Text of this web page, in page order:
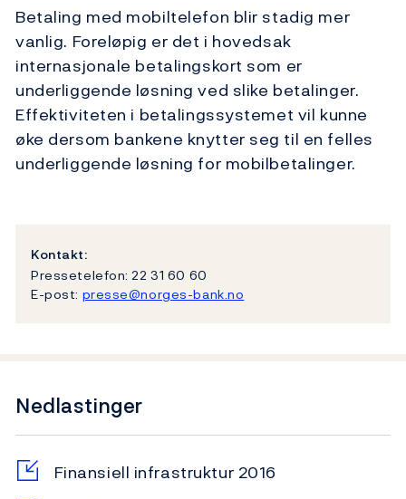
Betaling med mobiltelefon blir stadig mer
vanlig. Foreløpig er det i hovedsak
internasjonale betalingskort som er
underliggende løsning ved slike betalinger.
Effektiviteten i betalingssystemet vil kunne
øke dersom bankene knytter seg til en felles
underliggende løsning for mobilbetalinger.
Kontakt:
Pressetelefon: 22 31 60 60
E-post: presse@norges-bank.no
Nedlastinger
Finansiell infrastruktur 2016